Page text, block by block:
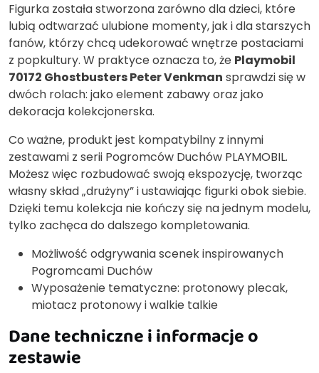
Figurka została stworzona zarówno dla dzieci, które
lubią odtwarzać ulubione momenty, jak i dla starszych
fanów, którzy chcą udekorować wnętrze postaciami
z popkultury. W praktyce oznacza to, że Playmobil
70172 Ghostbusters Peter Venkman sprawdzi się w
dwóch rolach: jako element zabawy oraz jako
dekoracja kolekcjonerska.
Co ważne, produkt jest kompatybilny z innymi
zestawami z serii Pogromców Duchów PLAYMOBIL.
Możesz więc rozbudować swoją ekspozycję, tworząc
własny skład „drużyny” i ustawiając figurki obok siebie.
Dzięki temu kolekcja nie kończy się na jednym modelu,
tylko zachęca do dalszego kompletowania.
Możliwość odgrywania scenek inspirowanych
Pogromcami Duchów
Wyposażenie tematyczne: protonowy plecak,
miotacz protonowy i walkie talkie
Dane techniczne i informacje o
zestawie